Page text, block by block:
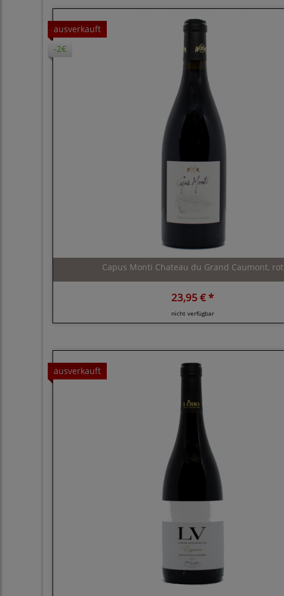
ausverkauft
-2€
Capus Monti Chateau du Grand Caumont, rot
23,95 € *
nicht verfügbar
ausverkauft